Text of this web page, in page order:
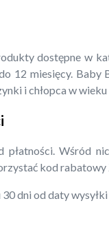
dostępne w
12 miesięcy.
i chłopca w
Wśród
kod rabatowy
dni od daty wysyłki